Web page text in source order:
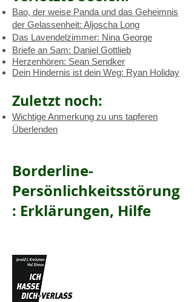
Bao, der weise Panda und das Geheimnis
der Gelassenheit: Aljoscha Long
Das Lavendelzimmer: Nina George
Briefe an Sam: Daniel Gottlieb
Herzenhören: Sean Sendker
Dein Hindernis ist dein Weg: Ryan Holiday
Zuletzt noch:
Wichtige Anmerkung zu uns tapferen
Überlenden
Borderline-
Persönlichkeitsstörung
: Erklärungen, Hilfe